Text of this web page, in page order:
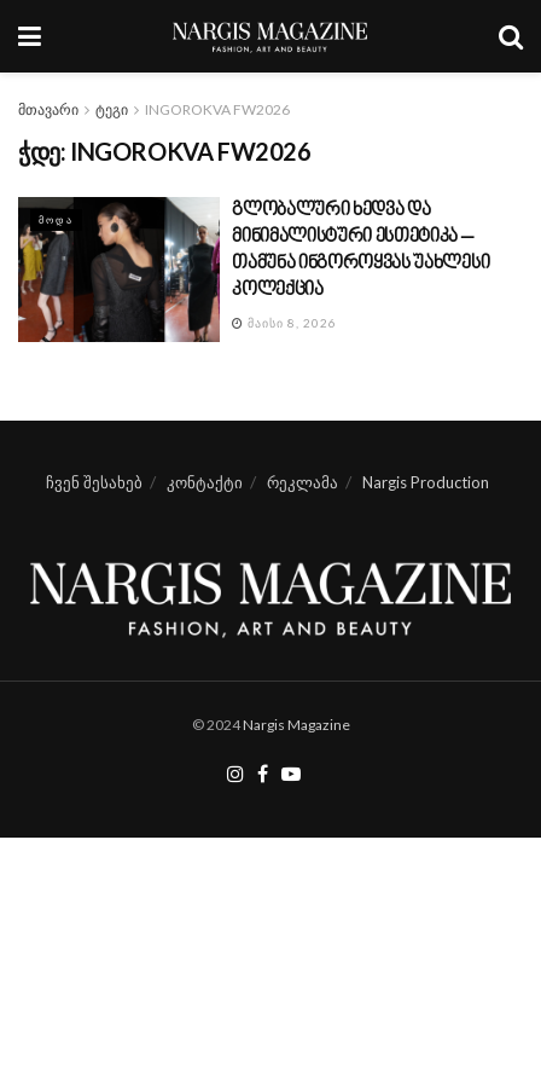
მთავარი ტეგი INGOROKVA FW2026
ჭდე: INGOROKVA FW2026
ᲛᲝᲓᲐ
გლობალური ხედვა და
მინიმალისტური ესთეტიკა –
თამუნა ინგოროყვას უახლესი
კოლექცია
ᲛᲐᲘᲡᲘ 8, 2026
ჩვენ შესახებ კონტაქტი რეკლამა Nargis Production
© 2024Nargis Magazine